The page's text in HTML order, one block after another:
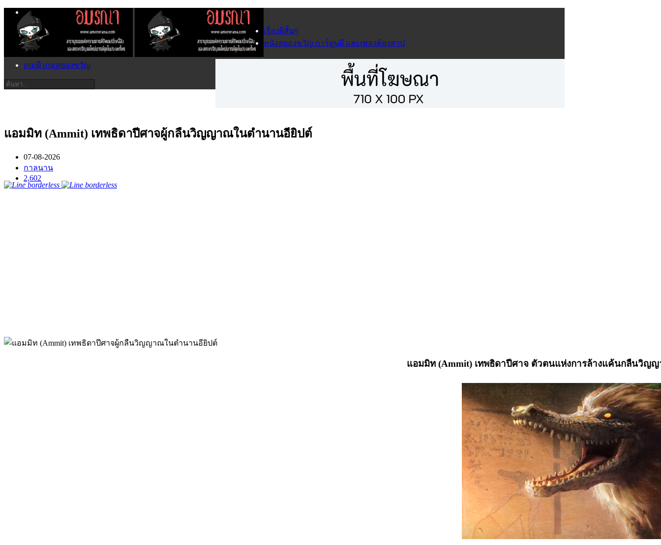
เรื่องผีสั้นๆ
หนังสยองขวัญ การ์ตูนผี และเพลงต้องสาป
เกมผี เกมสยองขวัญ
แอมมิท (Ammit) เทพธิดาปีศาจผู้กลืนวิญญาณในตำนานอียิปต์
07-08-2026
กาลนาน
2,602
แอมมิท (Ammit) เทพธิดาปีศาจ ตัวตนแห่งการล้างแค้นกลืนวิญ